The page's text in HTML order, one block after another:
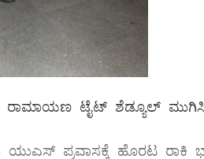
ರಾಮಾಯಣ ಟೈಟ್ ಶೆಡ್ಯೂಲ್
ಯುಎಸ್ ಪ್ರವಾಸಕ್ಕೆ ಹೊರಟ ರಾಕಿ